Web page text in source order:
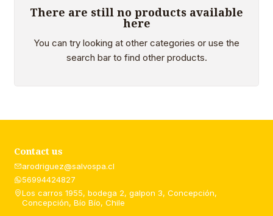
There are still no products available
here
You can try looking at other categories or use the
search bar to find other products.
Contact us
arodriguez@salvospa.cl
56994424827
Los carros 1955, bodega 2, galpon 3, Concepción,
Concepción, Bío Bío, Chile